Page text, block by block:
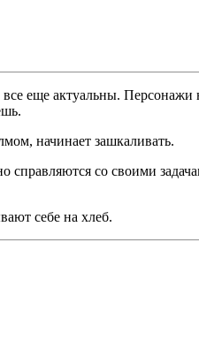
еще актуальны. Персонажи
начинает зашкаливать.
со своими
себе на хлеб.